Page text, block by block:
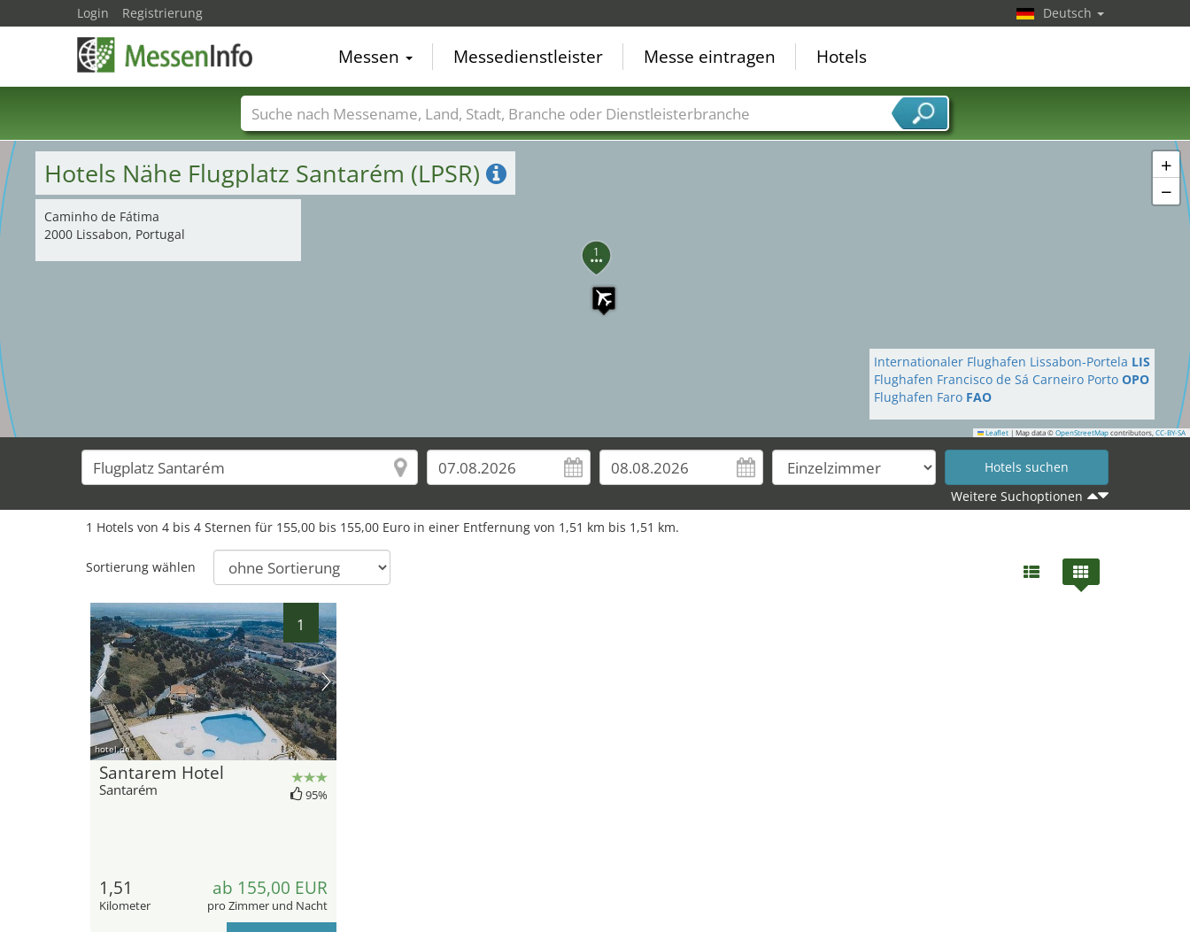
1
+
−
Leaflet | Map data © OpenStreetMap contributors, CC-BY-SA
Hotels Nähe Flugplatz Santarém (LPSR)
Caminho de Fátima
2000 Lissabon, Portugal
Internationaler Flughafen Lissabon-Portela LIS
Flughafen Francisco de Sá Carneiro Porto OPO
Flughafen Faro FAO
Weitere Suchoptionen
1 Hotels von 4 bis 4 Sternen für 155,00 bis 155,00 Euro in einer Entfernung von 1,51 km bis 1,51 km.
Sortierung wählen
1
hotel.de
Santarem Hotel
Santarém 95%
1,51
Kilometer
ab 155,00 EUR
pro Zimmer und Nacht
Login Registrierung Deutsch
Messen Messedienstleister Messe eintragen Hotels
Messenamen Länder Städte Branchen Dienstleisterbranchen